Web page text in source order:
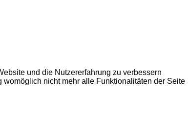
und die Nutzererfahrung zu verbessern
nicht mehr alle Funktionalitäten der Seite